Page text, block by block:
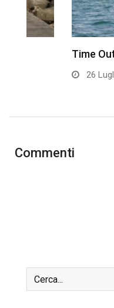
Time Out vince
26 Luglio 2026
Commenti